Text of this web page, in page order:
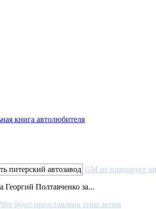
GM не планирует
Георгий Полтавченко за...
будет представлена этим летом